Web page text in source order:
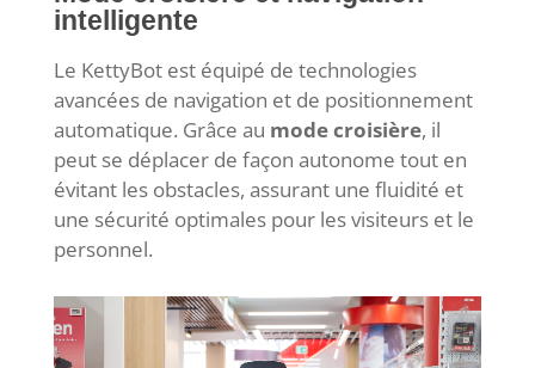
intelligente
Le KettyBot est équipé de technologies
avancées de navigation et de positionnement
automatique. Grâce au mode croisière, il
peut se déplacer de façon autonome tout en
évitant les obstacles, assurant une fluidité et
une sécurité optimales pour les visiteurs et le
personnel.